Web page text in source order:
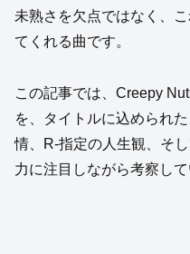
未熟さを欠点ではなく、
てくれる曲です。
この記事では、Creepy
を、タイトルに込められ
情、R-指定の人生観、そ
力に注目しながら考察して